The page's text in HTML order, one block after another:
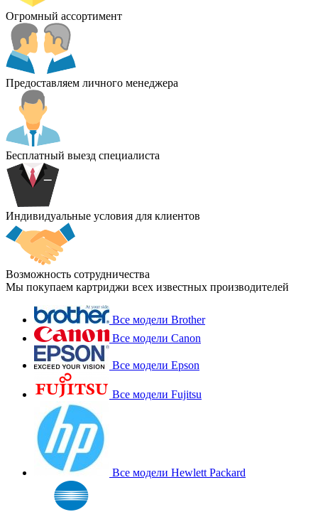
Огромный ассортимент
Предоставляем личного менеджера
Бесплатный выезд специалиста
Индивидуальные условия для клиентов
Возможность сотрудничества
Мы покупаем картриджи всех известных производителей
Все модели Brother
Все модели Canon
Все модели Epson
Все модели Fujitsu
Все модели Hewlett Packard